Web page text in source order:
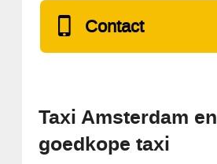
Contact
Taxi Amsterdam en
goedkope taxi